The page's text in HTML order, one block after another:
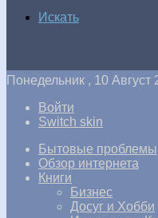
Искать
Понедельник , 10 Август
Войти
Switch skin
Бытовые проблемы
Обзор интернета
Книги
Бизнес
Досуг и Хобби